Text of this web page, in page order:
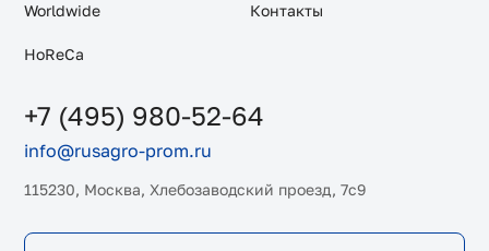
Worldwide
HoReCa
Контакты
+7 (495) 980-52-64
info@rusagro-prom.ru
115230, Москва, Хлебозаводский проезд, 7с9